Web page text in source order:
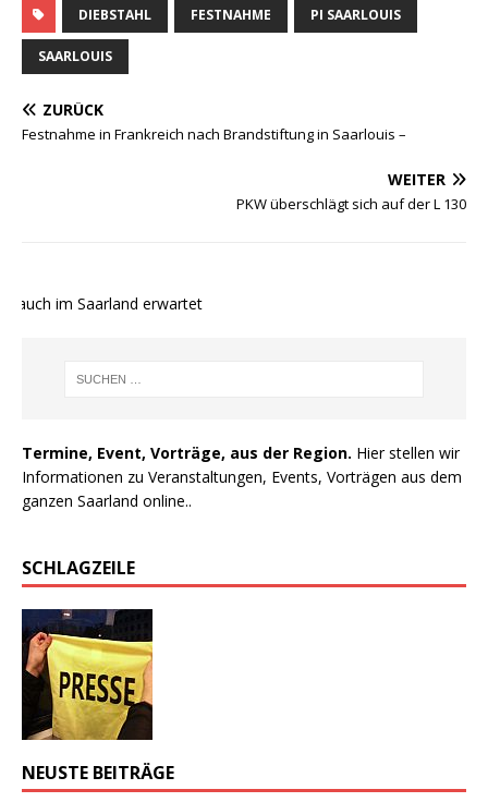
DIEBSTAHL FESTNAHME PI SAARLOUIS
SAARLOUIS
ZURÜCK
Festnahme in Frankreich nach Brandstiftung in Saarlouis –
WEITER
PKW überschlägt sich auf der L 130
im Saarland erwartet
Termine, Event, Vorträge, aus der Region. Hier stellen wir
Informationen zu Veranstaltungen, Events, Vorträgen aus dem
ganzen Saarland online..
SCHLAGZEILE
NEUSTE BEITRÄGE